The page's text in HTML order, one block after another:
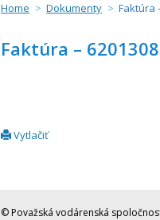
Home Dokumenty Faktúra
Faktúra –
Vytlačiť
© Považská vodárenská